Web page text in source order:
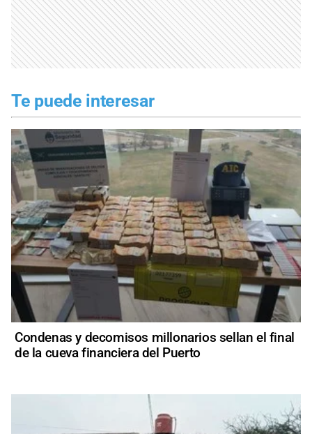
Te puede interesar
Condenas y decomisos millonarios sellan el final
de la cueva financiera del Puerto